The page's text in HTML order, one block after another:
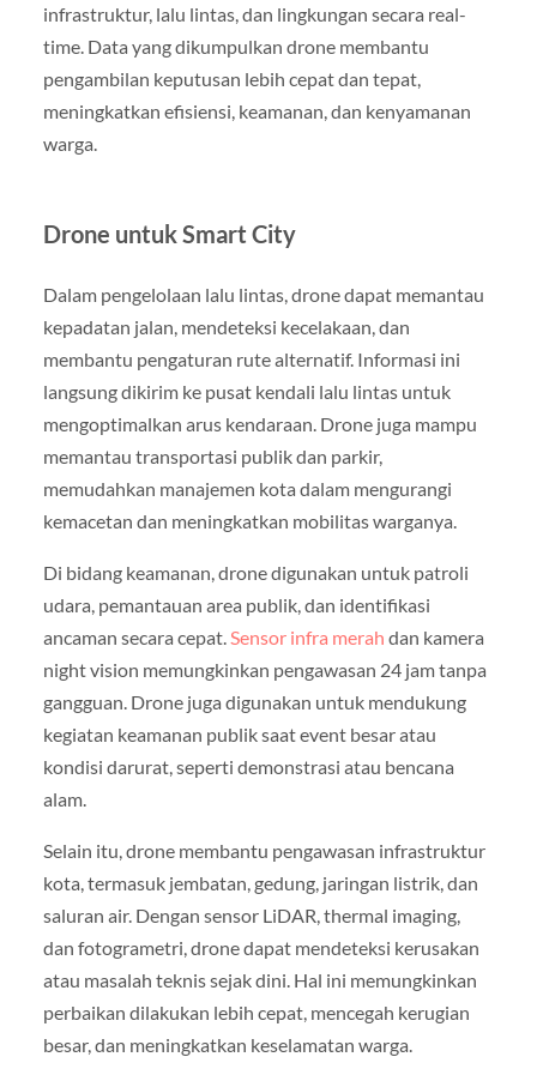
infrastruktur, lalu lintas, dan lingkungan secara real-
time. Data yang dikumpulkan drone membantu
pengambilan keputusan lebih cepat dan tepat,
meningkatkan efisiensi, keamanan, dan kenyamanan
warga.
Drone untuk Smart City
Dalam pengelolaan lalu lintas, drone dapat memantau
kepadatan jalan, mendeteksi kecelakaan, dan
membantu pengaturan rute alternatif. Informasi ini
langsung dikirim ke pusat kendali lalu lintas untuk
mengoptimalkan arus kendaraan. Drone juga mampu
memantau transportasi publik dan parkir,
memudahkan manajemen kota dalam mengurangi
kemacetan dan meningkatkan mobilitas warganya.
Di bidang keamanan, drone digunakan untuk patroli
udara, pemantauan area publik, dan identifikasi
ancaman secara cepat.Sensor infra merah dan kamera
night vision memungkinkan pengawasan 24 jam tanpa
gangguan. Drone juga digunakan untuk mendukung
kegiatan keamanan publik saat event besar atau
kondisi darurat, seperti demonstrasi atau bencana
alam.
Selain itu, drone membantu pengawasan infrastruktur
kota, termasuk jembatan, gedung, jaringan listrik, dan
saluran air. Dengan sensor LiDAR, thermal imaging,
dan fotogrametri, drone dapat mendeteksi kerusakan
atau masalah teknis sejak dini. Hal ini memungkinkan
perbaikan dilakukan lebih cepat, mencegah kerugian
besar, dan meningkatkan keselamatan warga.